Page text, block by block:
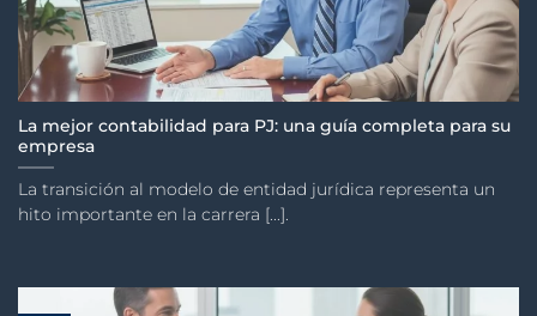
La mejor contabilidad para PJ: una guía completa para su
empresa
La transición al modelo de entidad jurídica representa un
hito importante en la carrera [...].